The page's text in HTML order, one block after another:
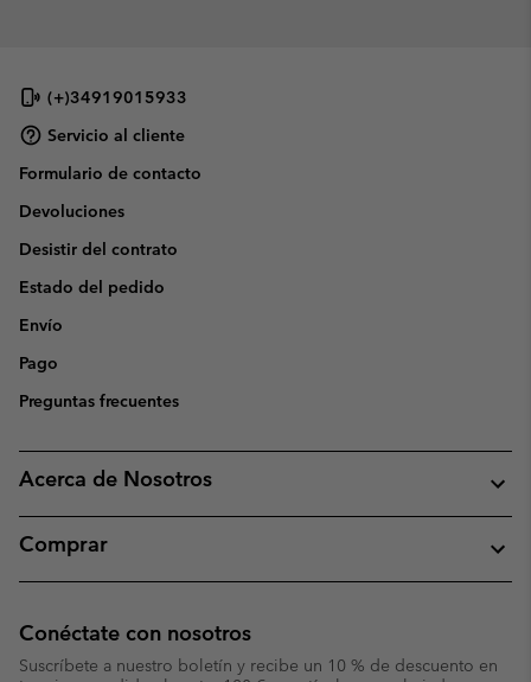
(+)34919015933
Servicio al cliente
Formulario de contacto
Devoluciones
Desistir del contrato
Estado del pedido
Envío
Pago
Preguntas frecuentes
Acerca de Nosotros
Comprar
Conéctate con nosotros
Suscríbete a nuestro boletín y recibe un 10 % de descuento en